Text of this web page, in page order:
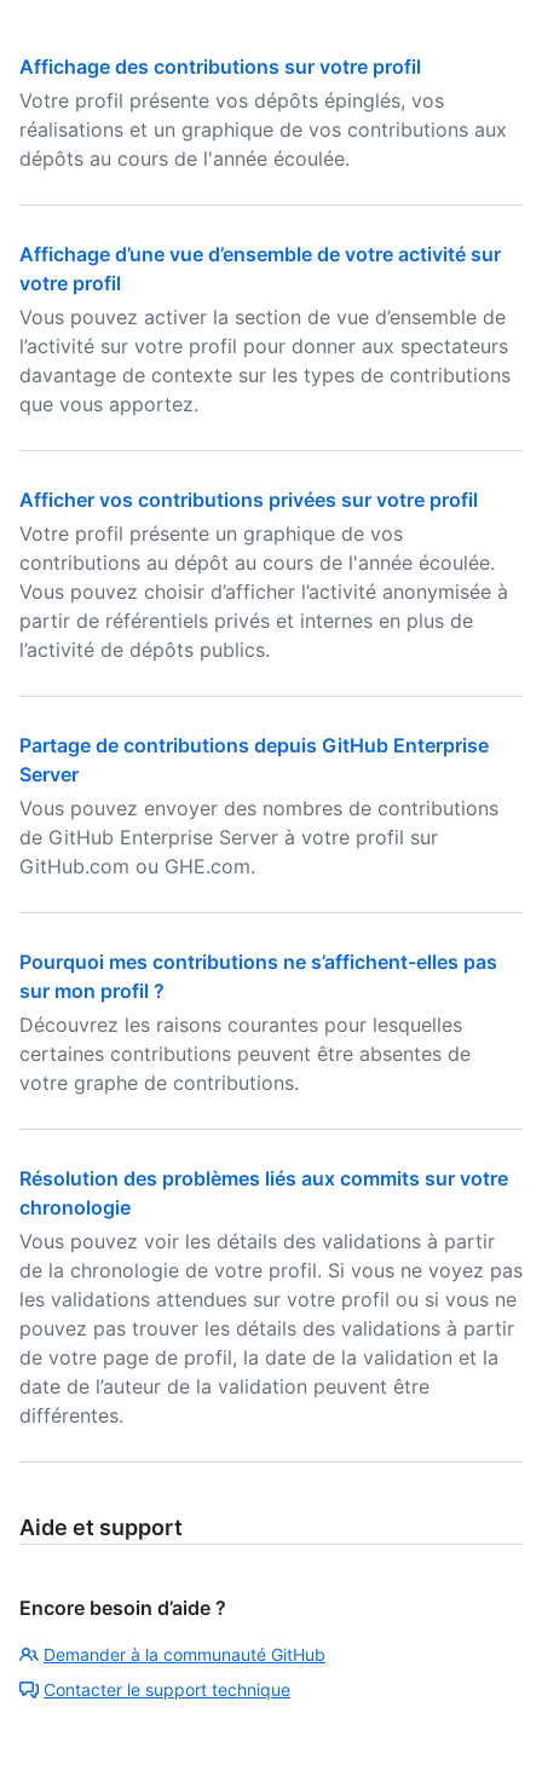
Affichage des contributions sur votre profil
Votre profil présente vos dépôts épinglés, vos
réalisations et un graphique de vos contributions aux
dépôts au cours de l'année écoulée.
Affichage d’une vue d’ensemble de votre activité sur
votre profil
Vous pouvez activer la section de vue d’ensemble de
l’activité sur votre profil pour donner aux spectateurs
davantage de contexte sur les types de contributions
que vous apportez.
Afficher vos contributions privées sur votre profil
Votre profil présente un graphique de vos
contributions au dépôt au cours de l'année écoulée.
Vous pouvez choisir d’afficher l’activité anonymisée à
partir de référentiels privés et internes en plus de
l’activité de dépôts publics.
Partage de contributions depuis GitHub Enterprise
Server
Vous pouvez envoyer des nombres de contributions
de GitHub Enterprise Server à votre profil sur
GitHub.com ou GHE.com.
Pourquoi mes contributions ne s’affichent-elles pas
sur mon profil ?
Découvrez les raisons courantes pour lesquelles
certaines contributions peuvent être absentes de
votre graphe de contributions.
Résolution des problèmes liés aux commits sur votre
chronologie
Vous pouvez voir les détails des validations à partir
de la chronologie de votre profil. Si vous ne voyez pas
les validations attendues sur votre profil ou si vous ne
pouvez pas trouver les détails des validations à partir
de votre page de profil, la date de la validation et la
date de l’auteur de la validation peuvent être
différentes.
Aide et support
Encore besoin d’aide ?
Demander à la communauté GitHub
Contacter le support technique